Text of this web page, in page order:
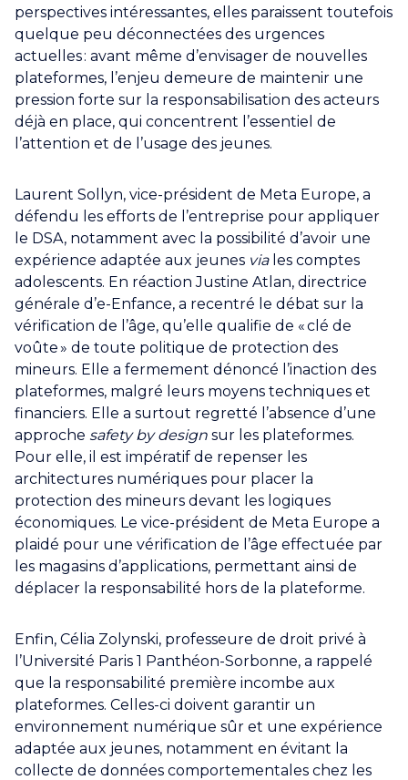
perspectives intéressantes, elles paraissent toutefois
quelque peu déconnectées des urgences
actuelles : avant même d’envisager de nouvelles
plateformes, l’enjeu demeure de maintenir une
pression forte sur la responsabilisation des acteurs
déjà en place, qui concentrent l’essentiel de
l’attention et de l’usage des jeunes.
Laurent Sollyn, vice-président de Meta Europe, a
défendu les efforts de l’entreprise pour appliquer
le DSA, notamment avec la possibilité d’avoir une
expérience adaptée aux jeunes viales comptes
adolescents. En réaction Justine Atlan, directrice
générale d’e-Enfance, a recentré le débat sur la
vérification de l’âge, qu’elle qualifie de « clé de
voûte » de toute politique de protection des
mineurs. Elle a fermement dénoncé l’inaction des
plateformes, malgré leurs moyens techniques et
financiers. Elle a surtout regretté l’absence d’une
approche safety by design sur les plateformes.
Pour elle, il est impératif de repenser les
architectures numériques pour placer la
protection des mineurs devant les logiques
économiques. Le vice-président de Meta Europe a
plaidé pour une vérification de l’âge effectuée par
les magasins d’applications, permettant ainsi de
déplacer la responsabilité hors de la plateforme.
Enfin, Célia Zolynski, professeure de droit privé à
l’Université Paris 1 Panthéon-Sorbonne, a rappelé
que la responsabilité première incombe aux
plateformes. Celles-ci doivent garantir un
environnement numérique sûr et une expérience
adaptée aux jeunes, notamment en évitant la
collecte de données comportementales chez les